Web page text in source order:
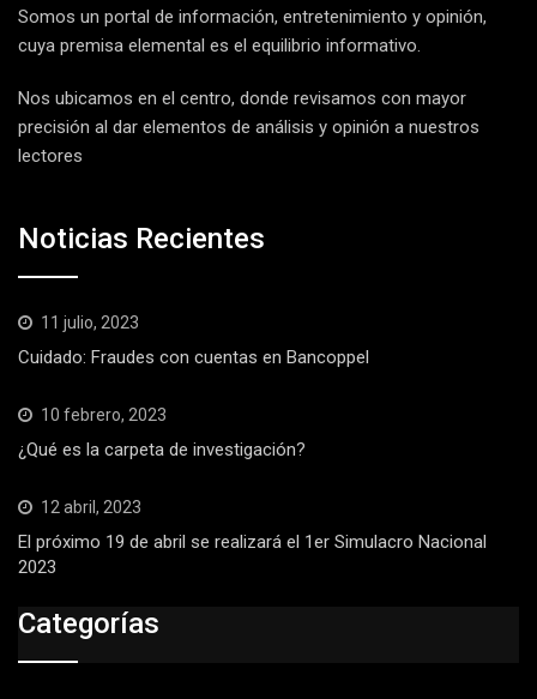
Somos un portal de información, entretenimiento y opinión,
cuya premisa elemental es el equilibrio informativo.
Nos ubicamos en el centro, donde revisamos con mayor
precisión al dar elementos de análisis y opinión a nuestros
lectores
Noticias Recientes
11 julio, 2023
Cuidado: Fraudes con cuentas en Bancoppel
10 febrero, 2023
¿Qué es la carpeta de investigación?
12 abril, 2023
El próximo 19 de abril se realizará el 1er Simulacro Nacional
2023
Categorías